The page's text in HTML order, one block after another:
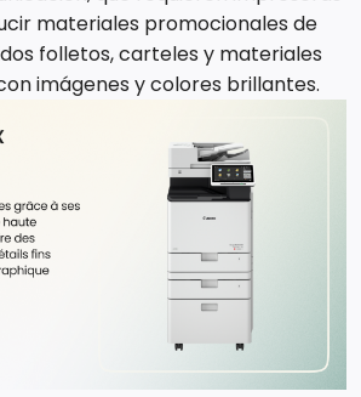
materiales promocionales de
folletos, carteles y materiales
imágenes y colores brillantes.